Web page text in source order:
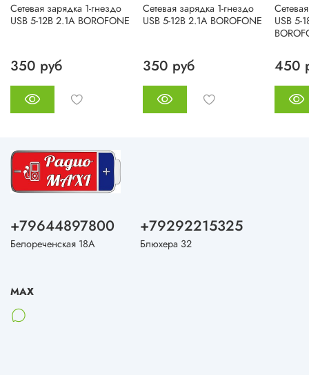
Сетевая зарядка 1-гнездо
USB 5-12В 2.1А BOROFONE
350 руб
Сетевая зарядка 1-гнездо
USB 5-12В 2.1А BOROFONE
350 руб
USB 5-
450
+79644897800
Белореченская 18А
+79292215325
Блюхера 32
MAX